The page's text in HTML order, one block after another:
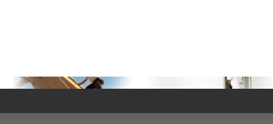
- Installateur
- Installateur